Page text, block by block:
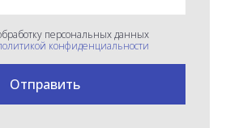
персональных данных
конфиденциальности
Отправить